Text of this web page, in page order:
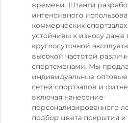
времени. Штанги
интенсивного
коммерческих
устойчивы к износу даже
круглосуточной
высокой частотой
спортсменами. Мы
индивидуальные оптовые
сетей спортзалов и
включая нанесение
персонализированного
подбор цвета покрытия и